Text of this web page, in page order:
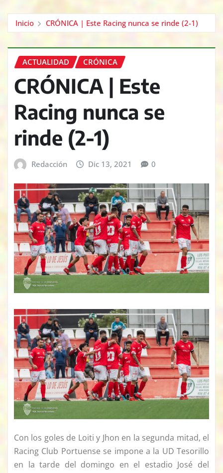
Inicio CRÓNICA | Este Racing nunca se rinde (2-1)
ACTUALIDAD CRÓNICA
CRÓNICA | Este
Racing nunca se
rinde (2-1)
Redacción Dic 13, 2021 0
Con los goles de Loiti y Jhon en la segunda mitad, el
Racing Club Portuense se impone a la UD Tesorillo
en la tarde del domingo en el estadio José del